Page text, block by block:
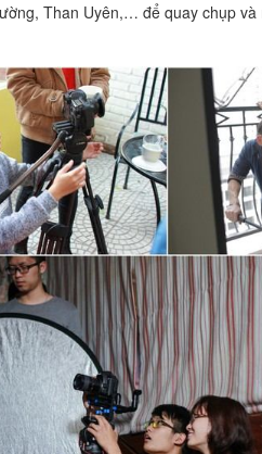
Than Uyên,… để quay chụp và